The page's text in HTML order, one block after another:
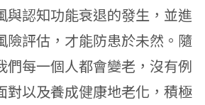
與認知功能衰退的發生，並進
險評估，才能防患於未然。隨
們每一個人都會變老，沒有例
對以及養成健康地老化，積極